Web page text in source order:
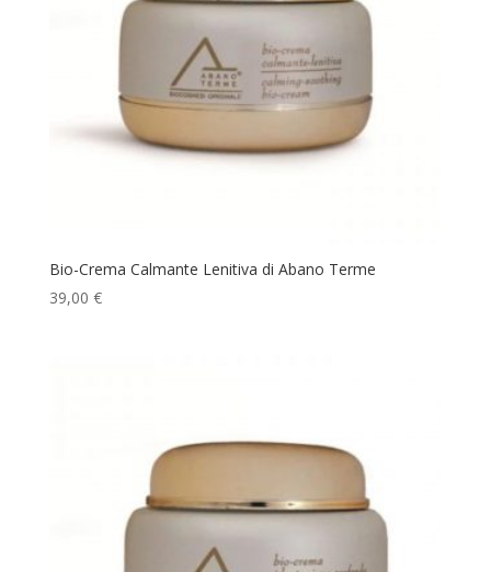
Bio-Crema Calmante Lenitiva di Abano Terme
39,00 €